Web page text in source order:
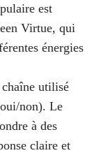
est
Virtue, qui
énergies
utilisé
non). Le
à des
claire et